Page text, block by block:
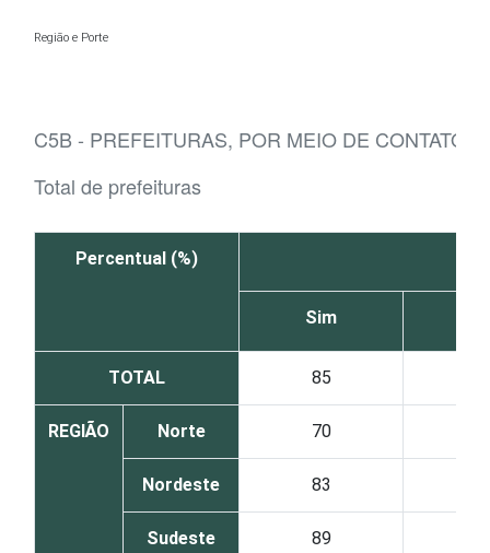
Região e Porte
C5B - PREFEITURAS, POR MEIO DE CONTATO
Total de prefeituras
Percentual (%)
Sim
TOTAL 85
REGIÃO Norte 70
Nordeste 83
Sudeste 89